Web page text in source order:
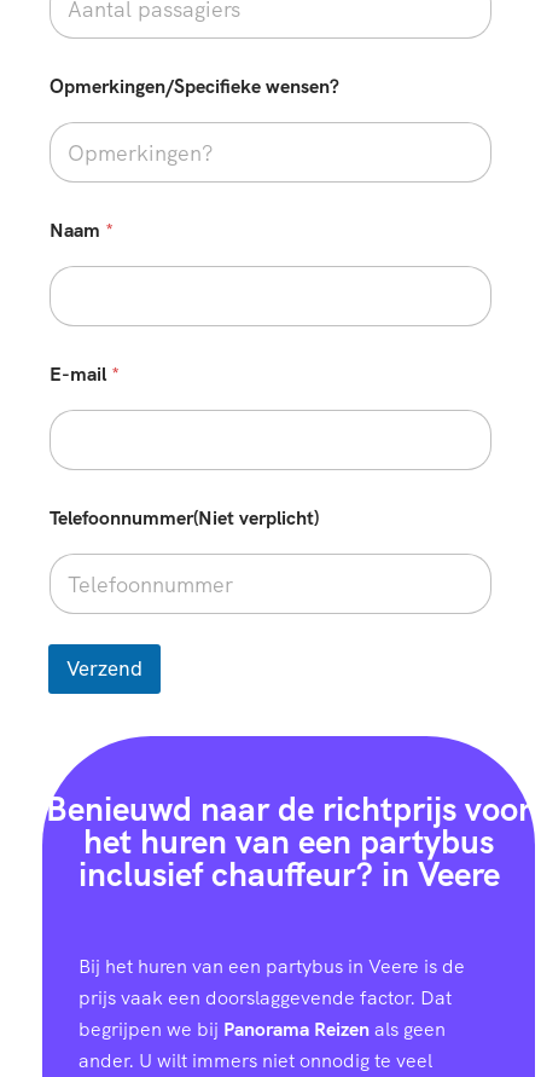
Opmerkingen/Specifieke wensen?
Naam *
E-mail *
Telefoonnummer(Niet verplicht)
Verzend
Benieuwd naar de richtprijs voor
het huren van een partybus
inclusief chauffeur? in Veere
Bij het huren van een partybus in Veere is de
prijs vaak een doorslaggevende factor. Dat
begrijpen we bij Panorama Reizenals geen
ander. U wilt immers niet onnodig te veel